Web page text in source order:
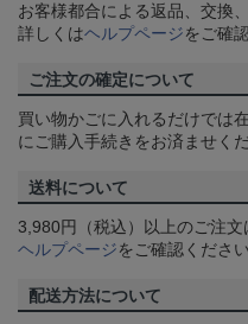
お客様都合による返品、交換
詳しくはヘルプページをご確
ご注文の確定について
買い物かごに入れるだけでは
にご購入手続きをお済ませくだ
送料について
3,980円（税込）以上のご注
ヘルプページをご確認ください
配送方法について